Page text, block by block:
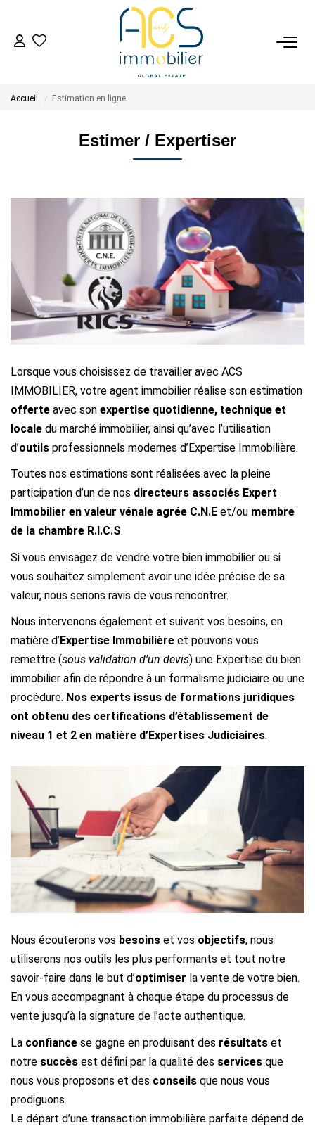
Tous Nos Biens En Vente
- Collection Réservée
VENDRE
Tous Nos Biens Vendus
Nos Avis Clients Certifiés - Opinion System
ESTIMER / EXPERTISER
LOUER
GÉRER
CONTACT
Accueil Estimation en ligne
Estimer / Expertiser
Lorsque vous choisissez de travailler avec ACS
IMMOBILIER, votre agent immobilier réalise son estimation
offerte avec son expertise quotidienne, technique et
locale du marché immobilier, ainsi qu’avec l’utilisation
d’outils professionnels modernes d’Expertise Immobilière.
Toutes nos estimations sont réalisées avec la pleine
participation d’un de nos directeurs associés Expert
Immobilier en valeur vénale agrée C.N.E et/ou membre
de la chambre R.I.C.S.
Si vous envisagez de vendre votre bien immobilier ou si
vous souhaitez simplement avoir une idée précise de sa
valeur, nous serions ravis de vous rencontrer.
Nous intervenons également et suivant vos besoins, en
matière d’Expertise Immobilière et pouvons vous
remettre (sous validation d’un devis) une Expertise du bien
immobilier afin de répondre à un formalisme judiciaire ou une
procédure. Nos experts issus de formations juridiques
ont obtenu des certifications d’établissement de
niveau 1 et 2 en matière d’Expertises Judiciaires.
Nous écouterons vos besoins et vos objectifs, nous
utiliserons nos outils les plus performants et tout notre
savoir-faire dans le but d’optimiser la vente de votre bien.
En vous accompagnant à chaque étape du processus de
vente jusqu’à la signature de l’acte authentique.
La confiance se gagne en produisant des résultats et
notre succès est défini par la qualité des services que
nous vous proposons et des conseils que nous vous
prodiguons.
Le départ d’une transaction immobilière parfaite dépend de